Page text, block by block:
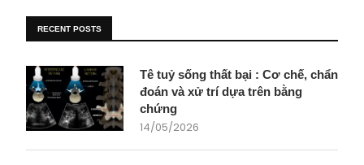
RECENT POSTS
Tê tuỷ sống thất bại : Cơ chế, chẩn
đoán và xử trí dựa trên bằng
chứng
14/05/2026